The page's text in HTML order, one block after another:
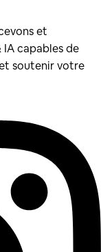
et
capables de
soutenir votre